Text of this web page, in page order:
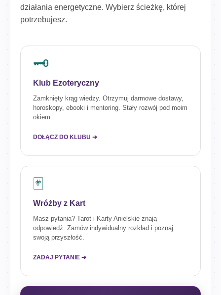
działania energetyczne. Wybierz ścieżkę, której
potrzebujesz.
🗝️
Klub Ezoteryczny
Zamknięty krąg wiedzy. Otrzymuj darmowe dostawy,
horoskopy, ebooki i mentoring. Stały rozwój pod moim
okiem.
DOŁĄCZ DO KLUBU ➔
🃏
Wróżby z Kart
Masz pytania? Tarot i Karty Anielskie znają
odpowiedź. Zamów indywidualny rozkład i poznaj
swoją przyszłość.
ZADAJ PYTANIE ➔